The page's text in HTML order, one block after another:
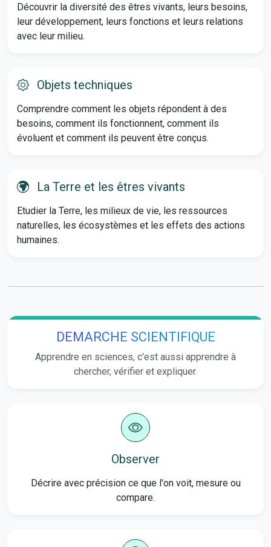
Découvrir la diversité des êtres vivants, leurs besoins,
leur développement, leurs fonctions et leurs relations
avec leur milieu.
Objets techniques
Comprendre comment les objets répondent à des
besoins, comment ils fonctionnent, comment ils
évoluent et comment ils peuvent être conçus.
La Terre et les êtres vivants
Etudier la Terre, les milieux de vie, les ressources
naturelles, les écosystèmes et les effets des actions
humaines.
DEMARCHE SCIENTIFIQUE
Apprendre en sciences, c'est aussi apprendre à
chercher, vérifier et expliquer.
Observer
Décrire avec précision ce que l'on voit, mesure ou
compare.